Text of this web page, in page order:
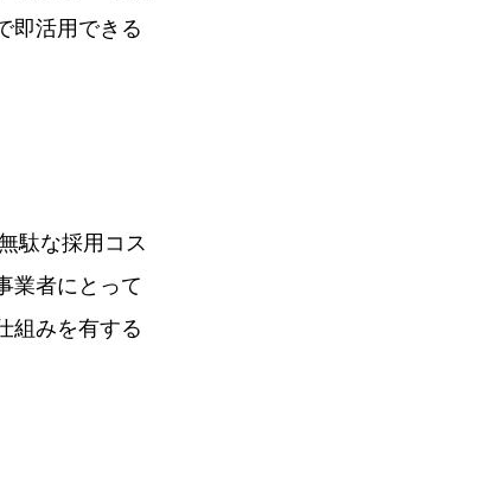
即活用できる
駄な採用コス
業者にとって
組みを有する